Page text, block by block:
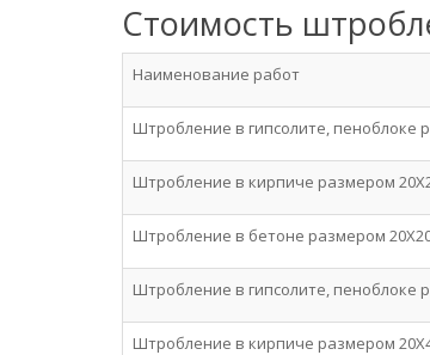
Стоимость
Наименование работ
Штробление в гипсолите, пеноблоке
Штробление в кирпиче размером
Штробление в бетоне размером
Штробление в гипсолите, пеноблоке
Штробление в кирпиче размером